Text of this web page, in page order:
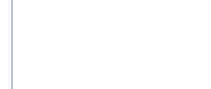
адаммен парақтарын
түзулерін өлшеп, қағазға
Парақтарды кері
Оқушылар